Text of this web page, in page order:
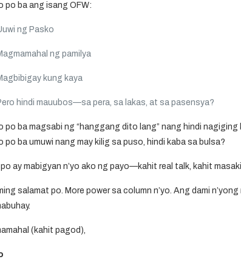
po ba ang isang OFW:
ng Pasko
ng pamilya
kung kaya
hindi mauubos—sa pera, sa lakas, at sa pasensya?
po ba magsabi ng “hanggang dito lang” nang hindi nagiging
po ba umuwi nang may kilig sa puso, hindi kaba sa bulsa?
ay mabigyan n’yo ako ng payo—kahit real talk, kahit
salamat po. More power sa column n’yo. Ang dami
(kahit pagod),